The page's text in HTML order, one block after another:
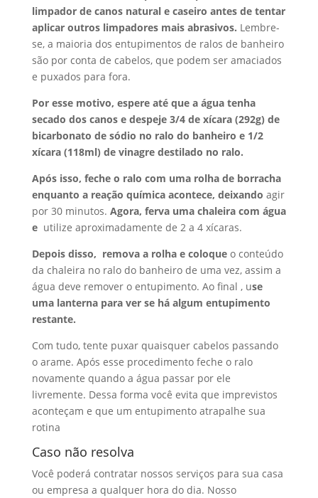
limpador de canos natural e caseiro antes de tentar
aplicar outros limpadores mais abrasivos. Lembre-
se, a maioria dos entupimentos de ralos de banheiro
são por conta de cabelos, que podem ser amaciados
e puxados para fora.
Por esse motivo, espere até que a água tenha
secado dos canos e despeje 3/4 de xícara (292g) de
bicarbonato de sódio no ralo do banheiro e1/2
xícara (118ml) de vinagre destilado no ralo.
Após isso, feche o ralo com uma rolha de borracha
enquanto a reação química acontece, deixando agir
por 30 minutos. Agora, ferva uma chaleira com água
e utilize aproximadamente de 2 a 4 xícaras.
Depois disso, remova a rolha e coloque o conteúdo
da chaleira no ralo do banheiro de uma vez, assim a
água deve remover o entupimento. Ao final , use
uma lanterna para ver se há algum entupimento
restante.
Com tudo, tente puxar quaisquer cabelos passando
o arame. Após esse procedimento feche o ralo
novamente quando a água passar por ele
livremente. Dessa forma você evita que imprevistos
aconteçam e que um entupimento atrapalhe sua
rotina
Caso não resolva
Você poderá contratar nossos serviços para sua casa
ou empresa a qualquer hora do dia. Nosso